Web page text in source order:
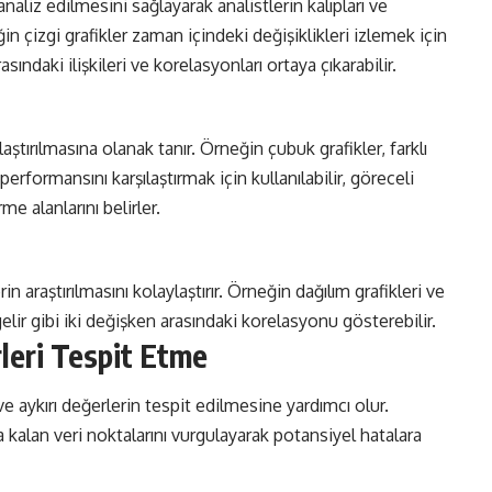
edilmesini sağlayarak analistlerin kalıpları ve
çizgi grafikler zaman içindeki değişiklikleri izlemek için
ilişkileri ve korelasyonları ortaya çıkarabilir.
olanak tanır. Örneğin çubuk grafikler, farklı
karşılaştırmak için kullanılabilir, göreceli
alanlarını belirler.
kolaylaştırır. Örneğin dağılım grafikleri ve
gibi iki değişken arasındaki korelasyonu gösterebilir.
Tespit Etme
değerlerin tespit edilmesine yardımcı olur.
kalan veri noktalarını vurgulayarak potansiyel hatalara